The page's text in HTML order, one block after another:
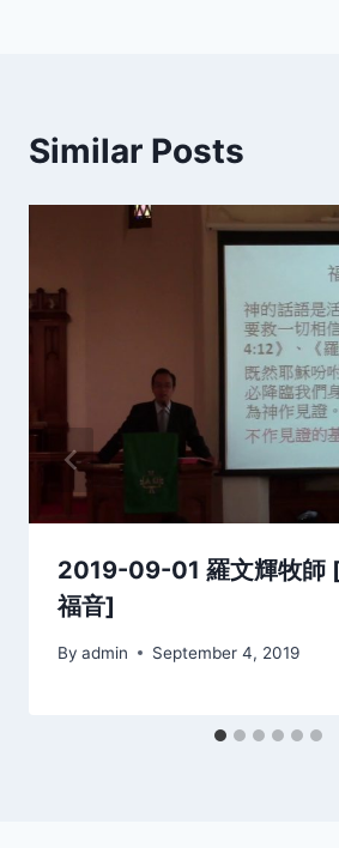
Similar Posts
2019-09-01 羅文輝牧師
福音]
By admin September 4, 2019